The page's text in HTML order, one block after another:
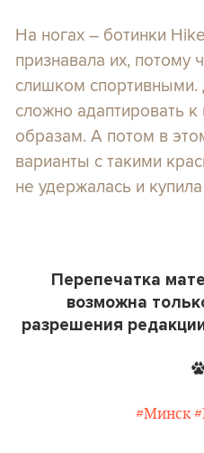
На ногах – ботинки
признавала их, потому
слишком спортивными.
сложно адаптировать
образам. А потом в
варианты с такими
не удержалась и
Перепечатка
возможна
разрешения
#Минск